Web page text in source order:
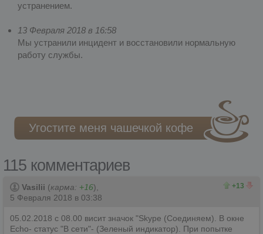
устранением.
13 Февраля 2018 в 16:58
Мы устранили инцидент и восстановили нормальную
работу службы.
Угостите меня чашечкой кофе
115 комментариев
+13
Vasilii (карма: +16),
5 Февраля 2018 в 03:38
05.02.2018 c 08.00 висит значок "Skype (Соединяем). В окне
Echo- статус "В сети"- (Зеленый индикатор). При попытке